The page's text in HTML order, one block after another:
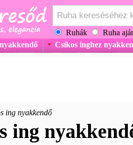
Ruhák
Ruha
Csíkos inghez
ing nyakkendő
ing